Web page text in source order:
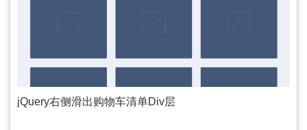
jQuery右侧滑出购物车清单Div层